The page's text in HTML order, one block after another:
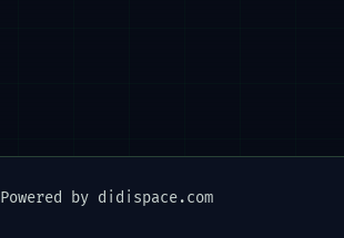
Powered by didispace.com